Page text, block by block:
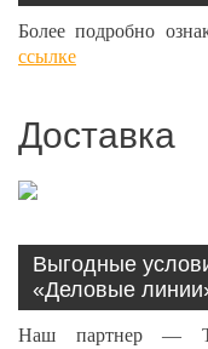
Более подробно
ссылке
Доставка
Выгодные
«Деловые
Наш партнер —